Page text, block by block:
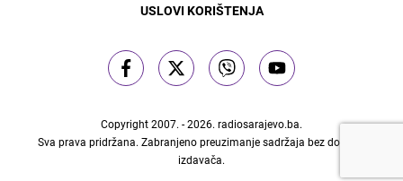
USLOVI KORIŠTENJA
Copyright 2007. - 2026. radiosarajevo.ba.
Sva prava pridržana. Zabranjeno preuzimanje sadržaja bez dozvole
izdavača.